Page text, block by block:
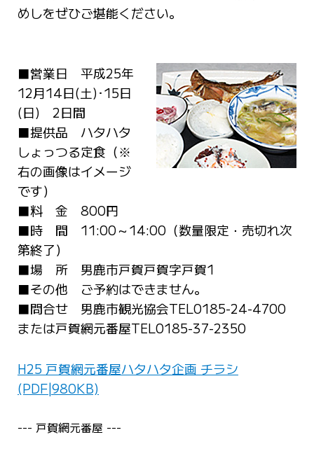
めしをぜひご堪能ください。
■営業日 平成25年
12月14日(土)･15日
(日) 2日間
■提供品 ハタハタ
しょっつる定食（※
右の画像はイメージ
です）
■料 金 800円
■時 間 11:00～14:00（数量限定・売切れ次
第終了）
■場 所 男鹿市戸賀戸賀字戸賀1
■その他 ご予約はできません。
■問合せ 男鹿市観光協会TEL0185-24-4700
または戸賀網元番屋TEL0185-37-2350
H25 戸賀網元番屋ハタハタ企画 チラシ
(PDF|980KB)
--- 戸賀網元番屋 ---